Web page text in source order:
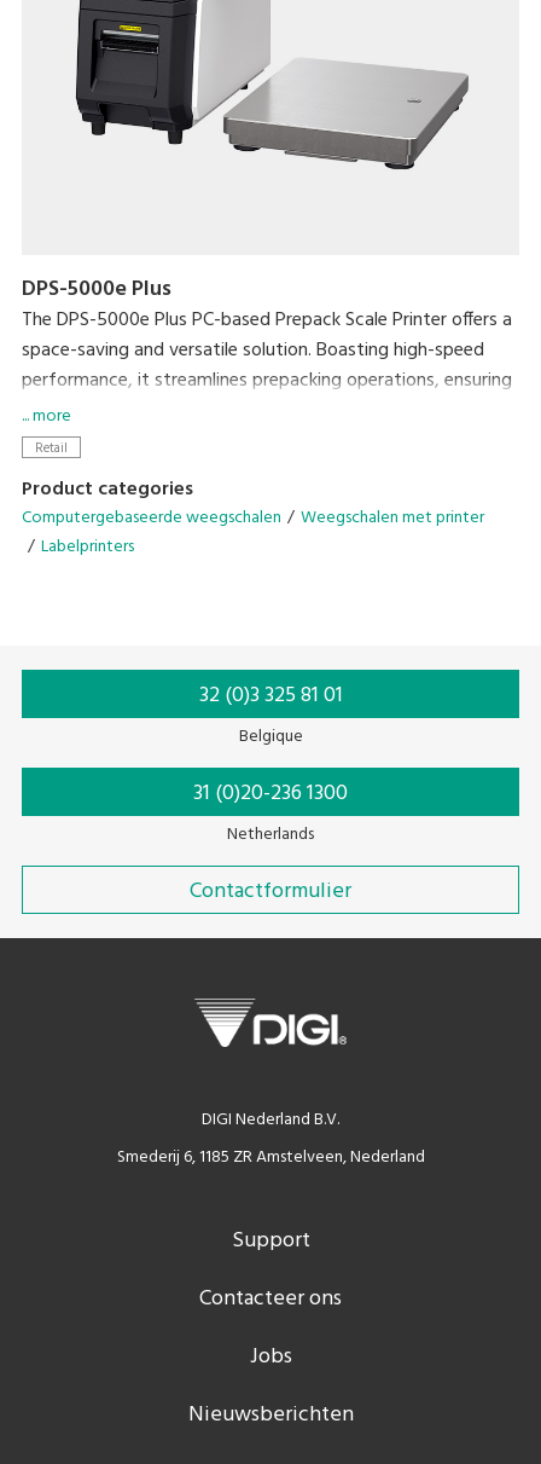
DPS-5000e Plus
The DPS-5000e Plus PC-based Prepack Scale Printer offers a
space-saving and versatile solution. Boasting high-speed
performance, it streamlines prepacking operations, ensuring
exceptional efficiency without compromising on workspace.
streamlining workflow for continuous label printing
• Accommodate a wide range of packing needs
• Small Footprint
... more
Retail
Product categories
Computergebaseerde weegschalen
Weegschalen met printer
Labelprinters
32 (0)3 325 81 01
Belgique
31 (0)20-236 1300
Netherlands
Contactformulier
DIGI Nederland B.V.
Smederij 6, 1185 ZR Amstelveen, Nederland
Support
Contacteer ons
Jobs
Nieuwsberichten